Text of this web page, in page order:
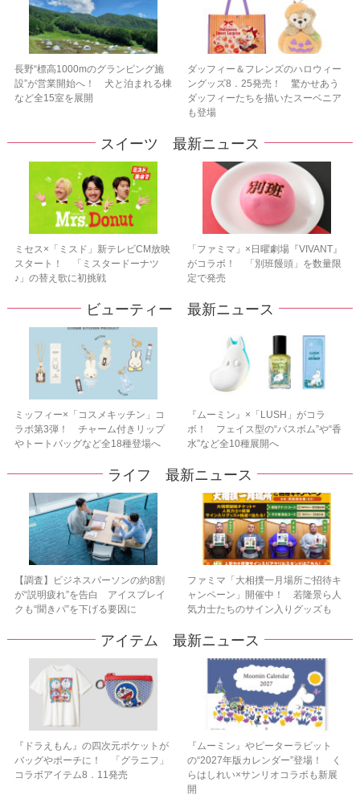
長野“標高1000mのグランピング施
設”が営業開始へ！ 犬と泊まれる棟
など全15室を展開
ダッフィー＆フレンズのハロウィー
ングッズ8．25発売！ 驚かせあう
ダッフィーたちを描いたスーベニア
も登場
スイーツ 最新ニュース
ミセス×「ミスド」新テレビCM放映
スタート！ 「ミスタードーナツ
♪」の替え歌に初挑戦
「ファミマ」×日曜劇場『VIVANT』
がコラボ！ 「別班饅頭」を数量限
定で発売
ビューティー 最新ニュース
ミッフィー×「コスメキッチン」コ
ラボ第3弾！ チャーム付きリップ
やトートバッグなど全18種登場へ
『ムーミン』×「LUSH」がコラ
ボ！ フェイス型の“バスボム”や“香
水”など全10種展開へ
ライフ 最新ニュース
【調査】ビジネスパーソンの約8割
が“説明疲れ”を告白 アイスブレイ
クも“聞きパ”を下げる要因に
ファミマ「大相撲一月場所ご招待キ
ャンペーン」開催中！ 若隆景ら人
気力士たちのサイン入りグッズも
アイテム 最新ニュース
『ドラえもん』の四次元ポケットが
バッグやポーチに！ 「グラニフ」
コラボアイテム8．11発売
『ムーミン』やピーターラビット
の“2027年版カレンダー”登場！ く
らはしれい×サンリオコラボも新展
開